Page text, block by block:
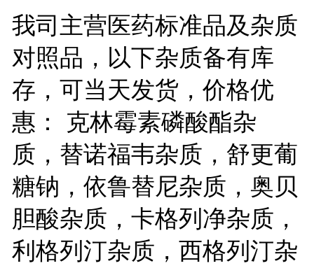
我司主营医药标准品及杂质
对照品，以下杂质备有库
存，可当天发货，价格优
惠： 克林霉素磷酸酯杂
质，替诺福韦杂质，舒更葡
糖钠，依鲁替尼杂质，奥贝
胆酸杂质，卡格列净杂质，
利格列汀杂质，西格列汀杂